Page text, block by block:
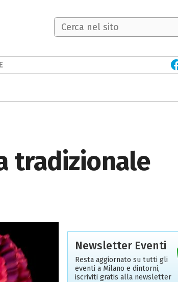
tradizionale
Newsletter Eventi
Resta aggiornato su tutti gli
eventi a Milano e dintorni,
iscriviti gratis alla newsletter